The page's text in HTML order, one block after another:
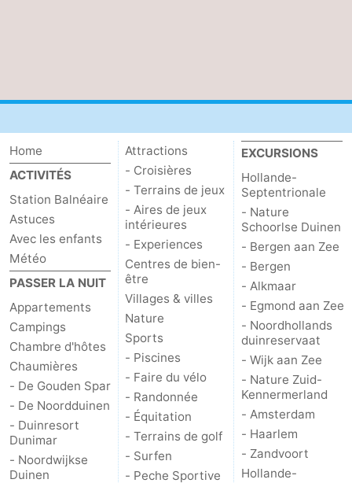
Home
ACTIVITÉS
Station Balnéaire
Astuces
Avec les enfants
Météo
PASSER LA NUIT
Appartements
Campings
Chambre d'hôtes
Chaumières
- De Gouden Spar
- De Noordduinen
- Duinresort
Dunimar
- Noordwijkse
Duinen
Attractions
- Croisières
- Terrains de jeux
- Aires de jeux
intérieures
- Experiences
Centres de bien-
être
Villages & villes
Nature
Sports
- Piscines
- Faire du vélo
- Randonnée
- Équitation
- Terrains de golf
- Surfen
- Peche Sportive
EXCURSIONS
Hollande-
Septentrionale
- Nature
Schoorlse Duinen
- Bergen aan Zee
- Bergen
- Alkmaar
- Egmond aan Zee
- Noordhollands
duinreservaat
- Wijk aan Zee
- Nature Zuid-
Kennermerland
- Amsterdam
- Haarlem
- Zandvoort
Hollande-